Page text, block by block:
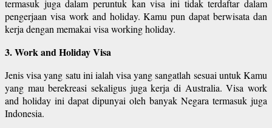
termasuk juga dalam peruntuk kan visa ini tidak terdaftar dalam
pengerjaan visa work and holiday. Kamu pun dapat berwisata dan
kerja dengan memakai visa working holiday.
3. Work and Holiday Visa
Jenis visa yang satu ini ialah visa yang sangatlah sesuai untuk Kamu
yang mau berekreasi sekaligus juga kerja di Australia. Visa work
and holiday ini dapat dipunyai oleh banyak Negara termasuk juga
Indonesia.